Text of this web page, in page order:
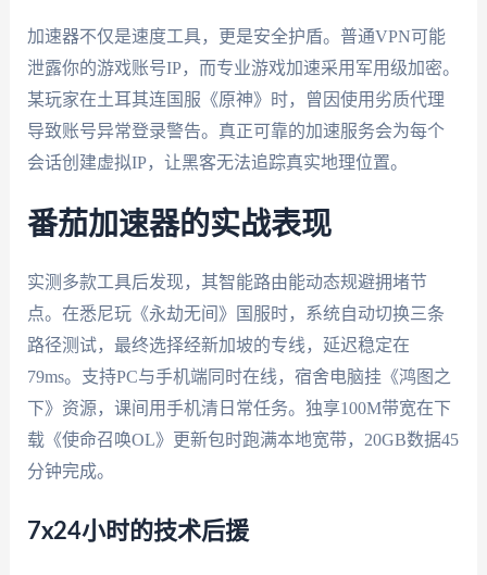
加速器不仅是速度工具，更是安全护盾。普通VPN可能
泄露你的游戏账号IP，而专业游戏加速采用军用级加密。
某玩家在土耳其连国服《原神》时，曾因使用劣质代理
导致账号异常登录警告。真正可靠的加速服务会为每个
会话创建虚拟IP，让黑客无法追踪真实地理位置。
番茄加速器的实战表现
实测多款工具后发现，其智能路由能动态规避拥堵节
点。在悉尼玩《永劫无间》国服时，系统自动切换三条
路径测试，最终选择经新加坡的专线，延迟稳定在
79ms。支持PC与手机端同时在线，宿舍电脑挂《鸿图之
下》资源，课间用手机清日常任务。独享100M带宽在下
载《使命召唤OL》更新包时跑满本地宽带，20GB数据45
分钟完成。
7x24小时的技术后援